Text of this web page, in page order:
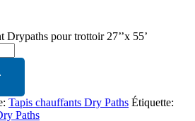
Drypaths pour trottoir 27’’x 55’
Tapis chauffants Dry Paths Étiquette:
Paths